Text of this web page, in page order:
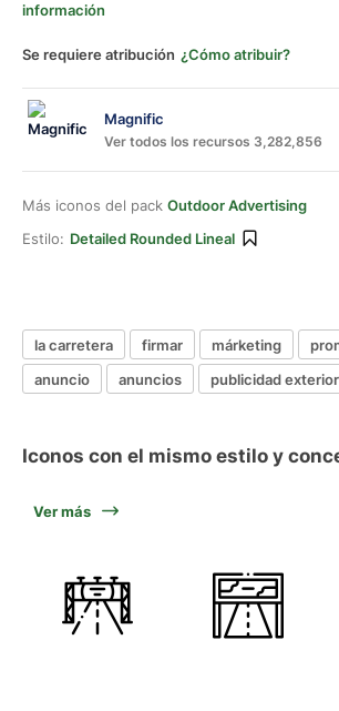
información
Se requiere atribución ¿Cómo atribuir?
Magnific
Ver todos los recursos 3,282,856
Más iconos del pack Outdoor Advertising
Estilo: Detailed Rounded Lineal
la carretera firmar márketing
anuncio
anuncios publicidad exterior
Iconos con el mismo estilo y
Ver más